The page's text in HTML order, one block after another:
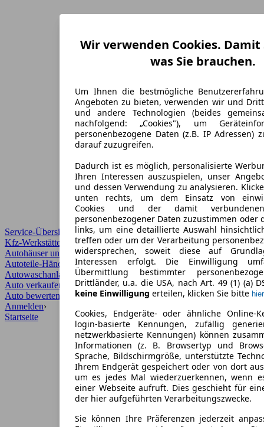
Service-Übersicht
Kfz-Werkstätten
Autohäuser und Händler
Autoteile-Händler
Autowaschanlagen
Auto verkaufen
Auto bewerten
Anmelden›
Wir verwenden Cookies.
was Sie brauchen.
Um Ihnen die bestmögliche
Angeboten zu bieten, verwenden wir und
und andere Technologien (beides
nachfolgend: „Cookies"), um
personenbezogene Daten (z.B. IP Adressen)
darauf zuzugreifen.
Dadurch ist es möglich, personalisierte
Ihren Interessen auszuspielen, unser
und dessen Verwendung zu analysieren.
unten rechts, um dem Einsatz von
Cookies und der damit
personenbezogener Daten zuzustimmen oder
links, um eine detaillierte Auswahl
treffen oder um der Verarbeitung
widersprechen, soweit diese auf
Interessen erfolgt. Die Einwilligung
Übermittlung bestimmter
Drittländer, u.a. die USA, nach Art. 49 (1) (a)
keine Einwilligung erteilen, klicken Sie bitte hier
Cookies, Endgeräte- oder ähnliche Online-
login-basierte Kennungen, zufällig
netzwerkbasierte Kennungen) können
Informationen (z. B. Browsertyp und
Sprache, Bildschirmgröße, unterstützte
Ihrem Endgerät gespeichert oder von dort
um es jedes Mal wiederzuerkennen, wenn
einer Webseite aufruft. Dies geschieht für
der hier aufgeführten Verarbeitungszwecke.
Sie können Ihre Präferenzen jederzeit
Startseite